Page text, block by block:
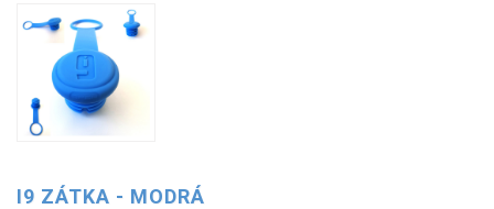
I9 ZÁTKA - MODRÁ